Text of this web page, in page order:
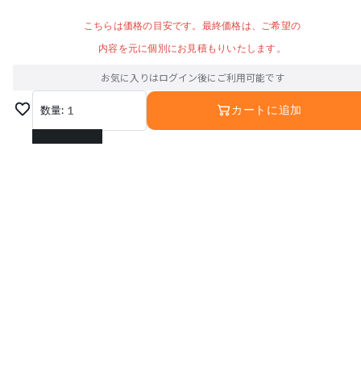
こちらは価格の目安です。最終価格は、ご希望の
内容を元に個別にお見積もりいたします。
お気に入りはログイン後にご利用可能です
数量: 1
1
カートに追加